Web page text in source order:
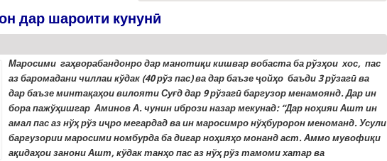
дар шароити кунунӣ
Маросими гаҳворабандонро дар манотиқи кишвар вобаста ба рўзҳои хос, пас
аз баромадани чиллаи кўдак (40 рўз пас) ва дар баъзе ҷойҳо баъди 3 рўзагӣ ва
дар баъзе минтақаҳои вилояти Суғд дар 9 рўзагӣ баргузор менамоянд. Дар ин
бора пажўҳишгар Аминов А. чунин ибрози назар мекунад: “Дар ноҳияи Ашт ин
амал пас аз нўҳ рўз иҷро мегардад ва ин маросимро нўҳбуророн меноманд. Усули
баргузории маросими номбурда ба дигар ноҳияҳо монанд аст. Аммо мувофиқи
ақидаҳои занони Ашт, кўдак танҳо пас аз нўҳ рўз тамоми хатар ва